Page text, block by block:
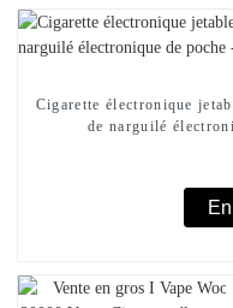
Cigarette électronique
de narguilé